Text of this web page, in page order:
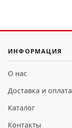
ИНФОРМАЦИЯ
О нас
Доставка и оплата
Каталог
Контакты